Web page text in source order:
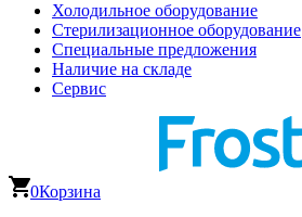
Холодильное оборудование
Стерилизационное оборудование
Специальные предложения
Наличие на складе
Сервис
0Корзина